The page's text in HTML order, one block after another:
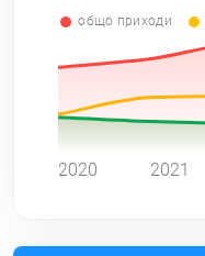
общо приходи
2020 2021